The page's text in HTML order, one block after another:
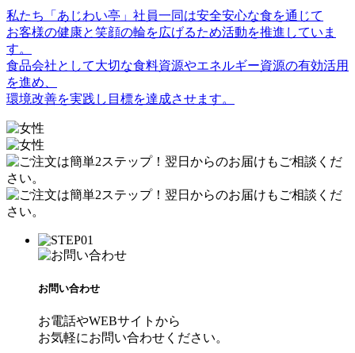
私たち「あじわい亭」社員一同は安全安心な食を通じて
お客様の健康と笑顔の輪を広げるため活動を推進していま
す。
食品会社として大切な食料資源やエネルギー資源の有効活用
を進め、
環境改善を実践し目標を達成させます。
お問い合わせ
お電話やWEBサイトから
お気軽にお問い合わせください。